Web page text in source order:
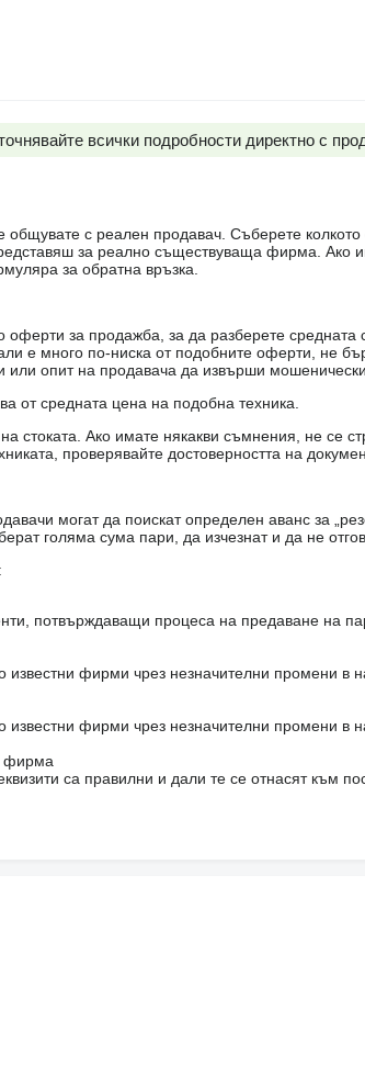
всички подробности директно с
общувате с реален продавач. Съберете
за реално съществуваща фирма. Ако
за обратна връзка.
за продажба, за да разберете средната
е много по-ниска от подобните оферти, не
опит на продавача да извърши мошенически
от средната цена на подобна техника.
стоката. Ако имате някакви съмнения, не се
проверявайте достоверността на
могат да поискат определен аванс за
голяма сума пари, да изчезнат и да не
потвърждаващи процеса на предаване на
фирми чрез незначителни промени в
фирми чрез незначителни промени в
фирма
са правилни и дали те се отнасят към